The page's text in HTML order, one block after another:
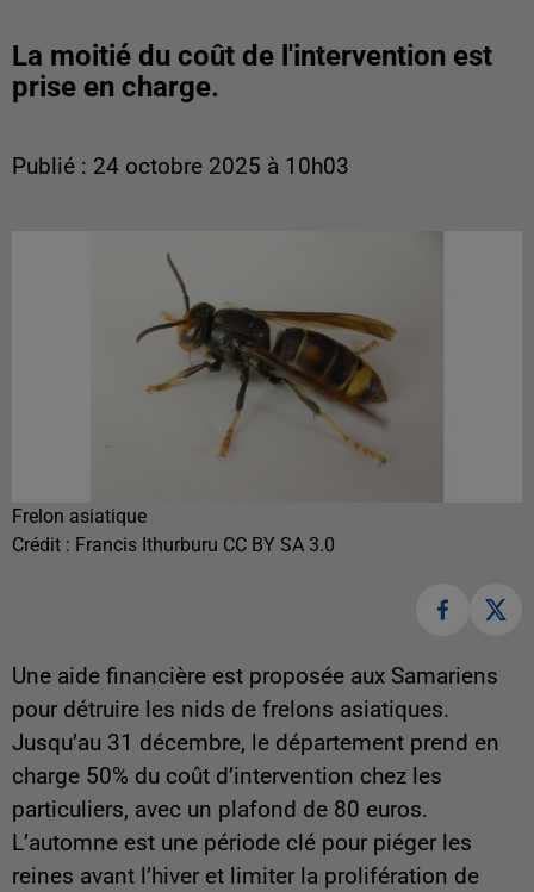
La moitié du coût de l'intervention est
prise en charge.
Publié : 24 octobre 2025 à 10h03
Frelon asiatique
Crédit : Francis Ithurburu CC BY SA 3.0
Une aide financière est proposée aux Samariens
pour détruire les nids de frelons asiatiques.
Jusqu’au 31 décembre, le département prend en
charge 50% du coût d’intervention chez les
particuliers, avec un plafond de 80 euros.
L’automne est une période clé pour piéger les
reines avant l’hiver et limiter la prolifération de